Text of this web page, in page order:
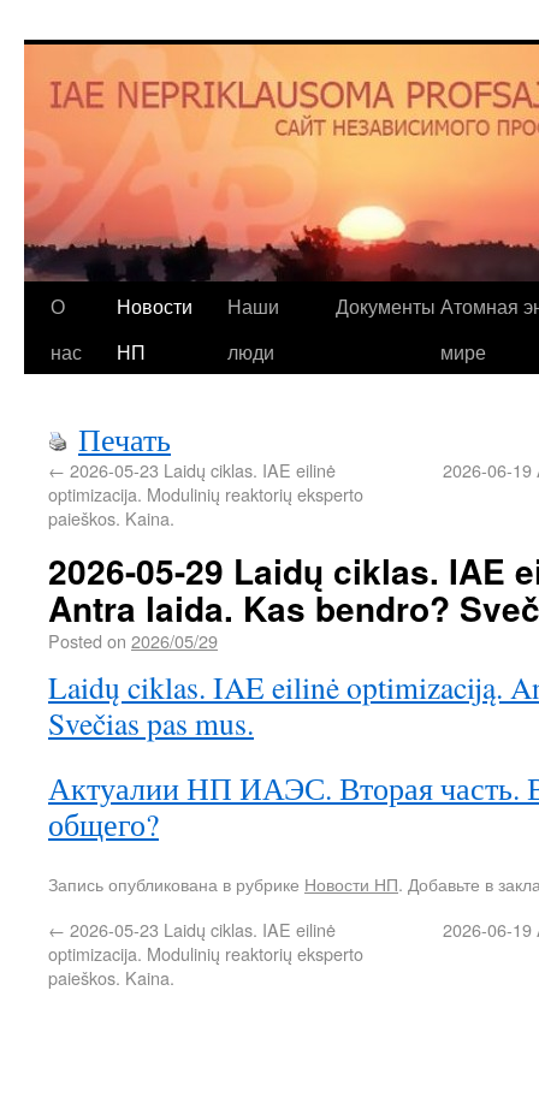
О
нас
Новости
НП
Наши
люди
Документы Атомная
мире
Печать
← 2026-05-23 Laidų ciklas. IAE eilinė
optimizacija. Modulinių reaktorių eksperto
paieškos. Kaina.
2026-06-19
2026-05-29 Laidų ciklas. IAE
Antra laida. Kas bendro?
Posted on 2026/05/29
Laidų ciklas. IAE eilinė optimizaciją.
Svečias pas mus.
Актуалии НП ИАЭС. Вторая часть.
общего?
Запись опубликована в рубрике Новости НП. Добавьте в
← 2026-05-23 Laidų ciklas. IAE eilinė
optimizacija. Modulinių reaktorių eksperto
paieškos. Kaina.
2026-06-19